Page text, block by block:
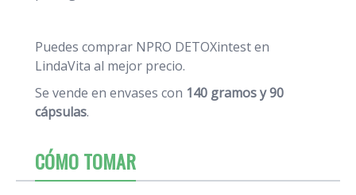
Puedes comprar NPRO DETOXintest en
LindaVita al mejor precio.
Se vende en envases con 140 gramos y 90
cápsulas.
CÓMO TOMAR